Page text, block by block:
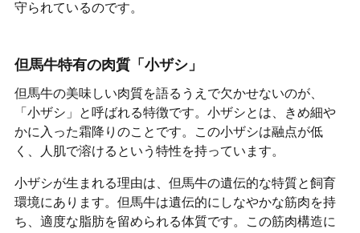
守られているのです。
但馬牛特有の肉質「小ザシ」
但馬牛の美味しい肉質を語るうえで欠かせないのが、
「小ザシ」と呼ばれる特徴です。小ザシとは、きめ細や
かに入った霜降りのことです。この小ザシは融点が低
く、人肌で溶けるという特性を持っています。
小ザシが生まれる理由は、但馬牛の遺伝的な特質と飼育
環境にあります。但馬牛は遺伝的にしなやかな筋肉を持
ち、適度な脂肪を留められる体質です。この筋肉構造に